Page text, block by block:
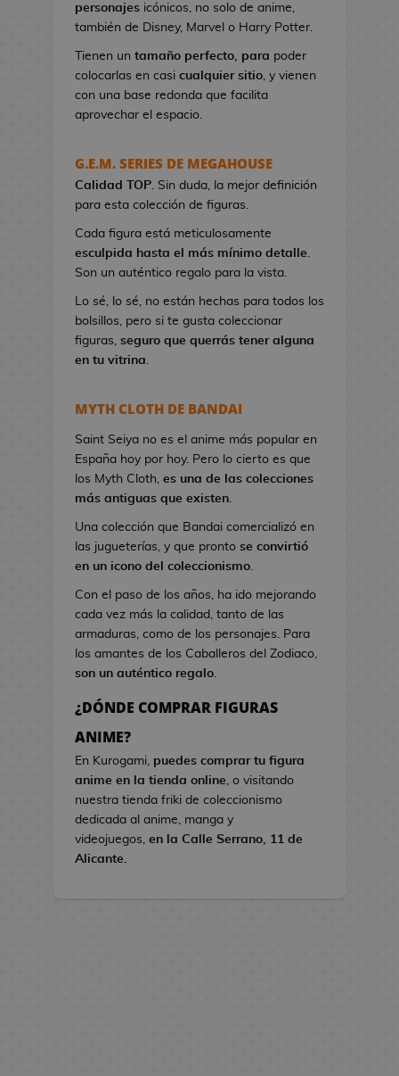
e
V
o
e
g
o
n
d
o
s
d
e
V
j
u
e
g
o
l
personajes icónicos, no solo de anime,
también de Disney, Marvel o Harry Potter.
Tienen un tamaño perfecto, para poder
colocarlas en casi cualquier sitio, y vienen
con una base redonda que facilita
aprovechar el espacio.
G.E.M. SERIES DE MEGAHOUSE
Calidad TOP. Sin duda, la mejor definición
para esta colección de figuras.
Cada figura está meticulosamente
esculpida hasta el más mínimo detalle.
Son un auténtico regalo para la vista.
Lo sé, lo sé, no están hechas para todos los
bolsillos, pero si te gusta coleccionar
figuras, seguro que querrás tener alguna
en tu vitrina.
MYTH CLOTH DE BANDAI
Saint Seiya no es el anime más popular en
España hoy por hoy. Pero lo cierto es que
los Myth Cloth, es una de las colecciones
más antiguas que existen.
Una colección que Bandai comercializó en
las jugueterías, y que pronto se convirtió
en un icono del coleccionismo.
Con el paso de los años, ha ido mejorando
cada vez más la calidad, tanto de las
armaduras, como de los personajes. Para
los amantes de los Caballeros del Zodiaco,
son un auténtico regalo.
¿DÓNDE COMPRAR FIGURAS
ANIME?
En Kurogami, puedes comprar tu figura
anime en la tienda online, o visitando
nuestra tienda friki de coleccionismo
dedicada al anime, manga y
videojuegos, en la Calle Serrano, 11 de
Alicante.